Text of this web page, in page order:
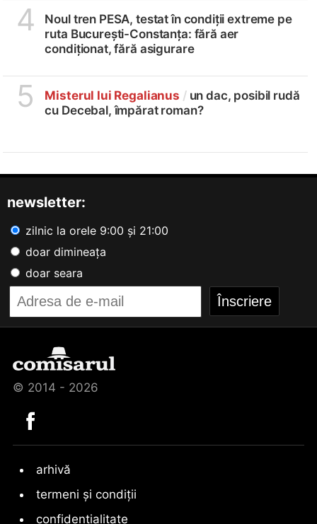
4
Noul tren PESA, testat în condiții extreme pe
ruta București-Constanța: fără aer
condiționat, fără asigurare
5 Misterul lui Regalianus /un dac, posibil rudă
cu Decebal, împărat roman?
newsletter:
zilnic la orele 9:00 și 21:00
doar dimineața
doar seara
© 2014 - 2026
arhivă
termeni și condiții
confidențialitate